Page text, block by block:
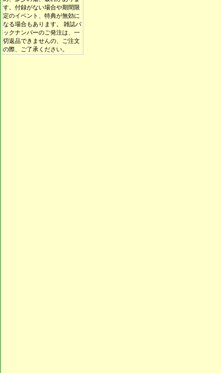
す。付録がない場合や期間限
定のイベント、特典が無効に
なる場合もあります。 雑誌バ
ックナンバーのご発注は、一
切返品できませんの、ご注文
の際、ご了承ください。